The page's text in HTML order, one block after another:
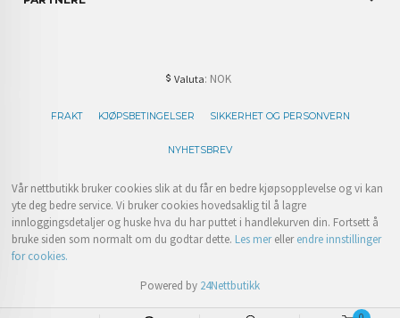
Valuta: NOK
FRAKT KJØPSBETINGELSER SIKKERHET OG PERSONVERN
NYHETSBREV
Vår nettbutikk bruker cookies slik at du får en bedre kjøpsopplevelse og vi kan
yte deg bedre service. Vi bruker cookies hovedsaklig til å lagre
innloggingsdetaljer og huske hva du har puttet i handlekurven din. Fortsett å
bruke siden som normalt om du godtar dette. Les merellerendre innstillinger
for cookies.
Powered by 24Nettbutikk